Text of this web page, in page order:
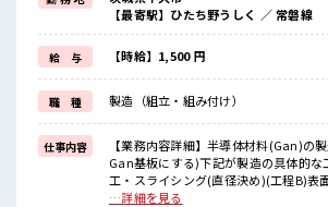
≪未経験でも活躍できる≫
新しいことにチャレンジするのは不安だけど、
しっかり働く環境が整っています！
イチからスキルUP・ステップUP目指していきまし
≪自分に合った期間で働ける≫
福利厚生が整った派遣のお仕事です！
■職場の雰囲気
20代が多数活躍中！
社会人経験が浅くてもOK！
ここから経験積んでいきましょ！
【最寄駅】ひたち野うしく ／ 常磐線
給 与 【時給】1,500 円
職 種 製造（組立・組み付け）
仕事内容
【業務内容詳細】半導体材料(Gan)の
Gan基板にする)下記が製造の具体的
工・スライシング(直径決め)(工程B)表
C)表面研磨(ダメージ除去)(工程D)洗浄
…詳細を見る